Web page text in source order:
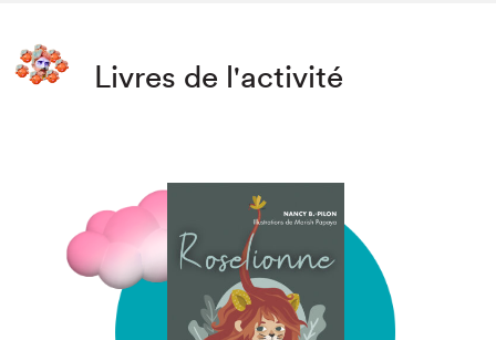
Livres de l'activité